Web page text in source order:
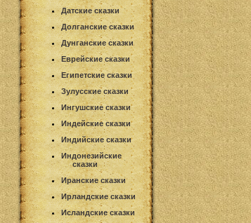
Датские сказки
Долганские сказки
Дунганские сказки
Еврейские сказки
Египетские сказки
Зулусские сказки
Ингушские сказки
Индейские сказки
Индийские сказки
Индонезийские
сказки
Иранские сказки
Ирландские сказки
Исландские сказки